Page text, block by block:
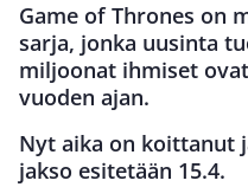
Game of Thrones on
sarja, jonka uusinta
miljoonat ihmiset
vuoden ajan.
Nyt aika on koittanut
jakso esitetään 15.4.